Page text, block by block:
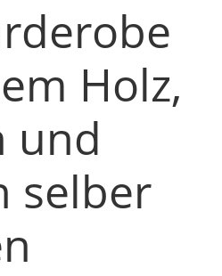
Holz,
und
selber